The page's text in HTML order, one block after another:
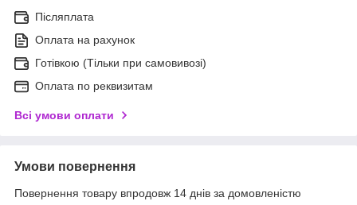
Післяплата
Оплата на рахунок
Готівкою (Тільки при самовивозі)
Оплата по реквизитам
Всі умови оплати
Умови повернення
Повернення товару впродовж 14 днів за домовленістю